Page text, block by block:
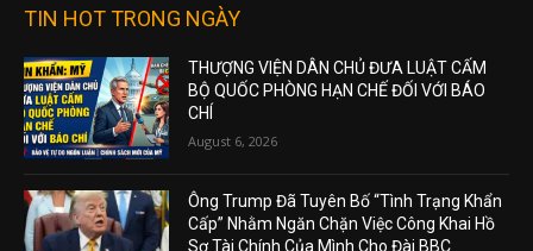
TIN HOT TRONG NGÀY
THƯỢNG VIỆN DÂN CHỦ ĐƯA LUẬT CẤM
BỘ QUỐC PHÒNG HẠN CHẾ ĐỐI VỚI BÁO
CHÍ
August 6, 2026
Ông Trump Đã Tuyên Bố “Tình Trạng Khẩn
Cấp” Nhằm Ngăn Chặn Việc Công Khai Hồ
Sơ Tài Chính Của Mình Cho Đài BBC